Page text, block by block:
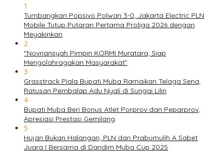
1
Tumbangkan Popsivo Polwan 3-0, Jakarta Electric PLN
Mobile Tutup Putaran Pertama Proliga 2026 dengan
Meyakinkan
2
“Novriansyah Pimpin KORMI Muratara, Siap
Mengolahragakan Masyarakat”
3
Grasstrack Piala Bupati Muba Ramaikan Telaga Sena,
Ratusan Pembalap Adu Nyali di Sungai Lilin
4
Bupati Muba Beri Bonus Atlet Porprov dan Peparprov,
Apresiasi Prestasi Gemilang
5
Hujan Bukan Halangan, PLN dan Prabumulih A Sabet
Juara I Bersama di Dandim Muba Cup 2025